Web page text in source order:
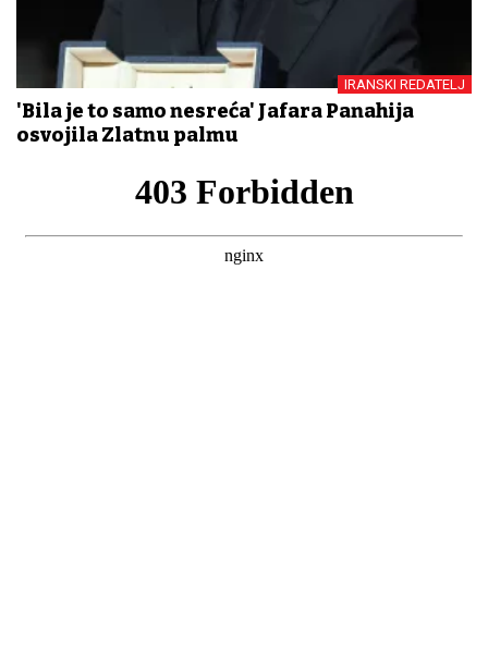
IRANSKI REDATELJ
'Bila je to samo nesreća' Jafara Panahija
osvojila Zlatnu palmu